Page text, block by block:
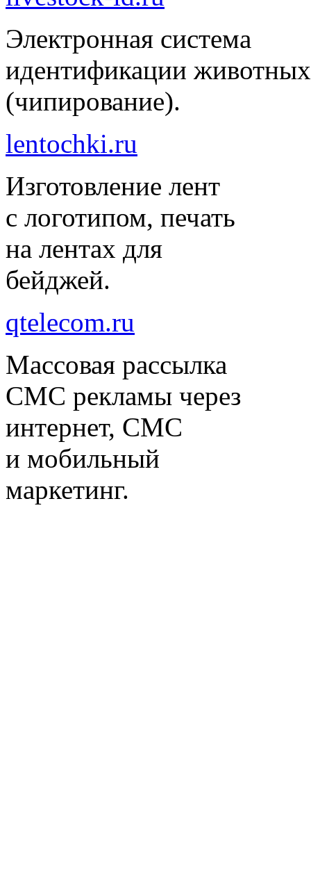
Электронная система
идентификации животных
(чипирование).
lentochki.ru
Изготовление лент
с логотипом, печать
на лентах для
бейджей.
qtelecom.ru
Массовая рассылка
СМС рекламы через
интернет, СМС
и мобильный
маркетинг.